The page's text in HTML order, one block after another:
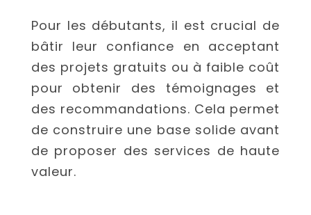
Pour les débutants, il est crucial de
bâtir leur confiance en acceptant
des projets gratuits ou à faible coût
pour obtenir des témoignages et
des recommandations. Cela permet
de construire une base solide avant
de proposer des services de haute
valeur.